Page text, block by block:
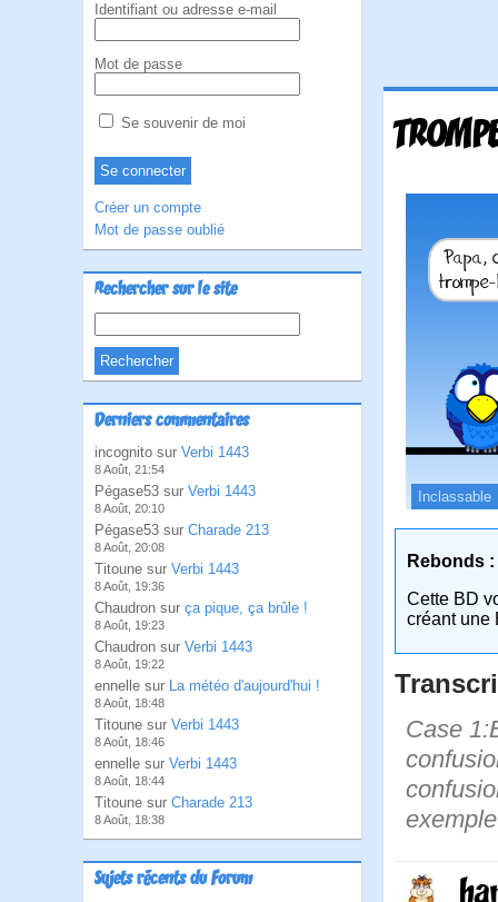
Identifiant ou adresse e-mail
Mot de passe
Se souvenir de moi
Créer un compte
Mot de passe oublié
Rechercher sur le site
Derniers commentaires
incognito sur Verbi 1443
8 Août, 21:54
Pégase53 sur Verbi 1443
8 Août, 20:10
Pégase53 sur Charade 213
8 Août, 20:08
Titoune sur Verbi 1443
8 Août, 19:36
Chaudron sur ça pique, ça brûle !
8 Août, 19:23
Chaudron sur Verbi 1443
8 Août, 19:22
ennelle sur La météo d'aujourd'hui !
8 Août, 18:48
Titoune sur Verbi 1443
8 Août, 18:46
ennelle sur Verbi 1443
8 Août, 18:44
Titoune sur Charade 213
8 Août, 18:38
Sujets récents du Forum
Inclassable
Rebonds :
Cette BD
créant une
Case